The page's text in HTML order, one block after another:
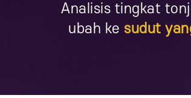
Analisis tingkat
ubah ke sudut